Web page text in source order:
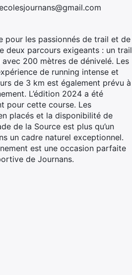
pour les passionnés de trail et de
deux parcours exigeants : un trail
200 mètres de dénivelé. Les
de running intense et
de 3 km est également prévu à
L’édition 2024 a été
pour cette course. Les
placés et la disponibilité de
de la Source est plus qu’un
un cadre naturel exceptionnel.
est une occasion parfaite
de Journans.